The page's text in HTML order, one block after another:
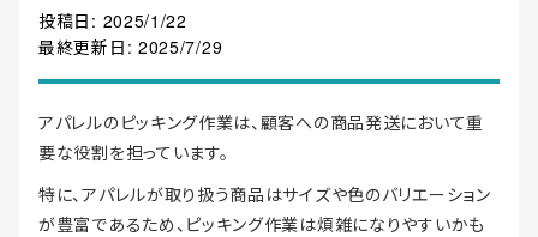
投稿日: 2025/1/22
最終更新日: 2025/7/29
アパレルのピッキング作業は、顧客への商品発送において重
要な役割を担っています。
特に、アパレルが取り扱う商品はサイズや色のバリエーション
が豊富であるため、ピッキング作業は煩雑になりやすいかも